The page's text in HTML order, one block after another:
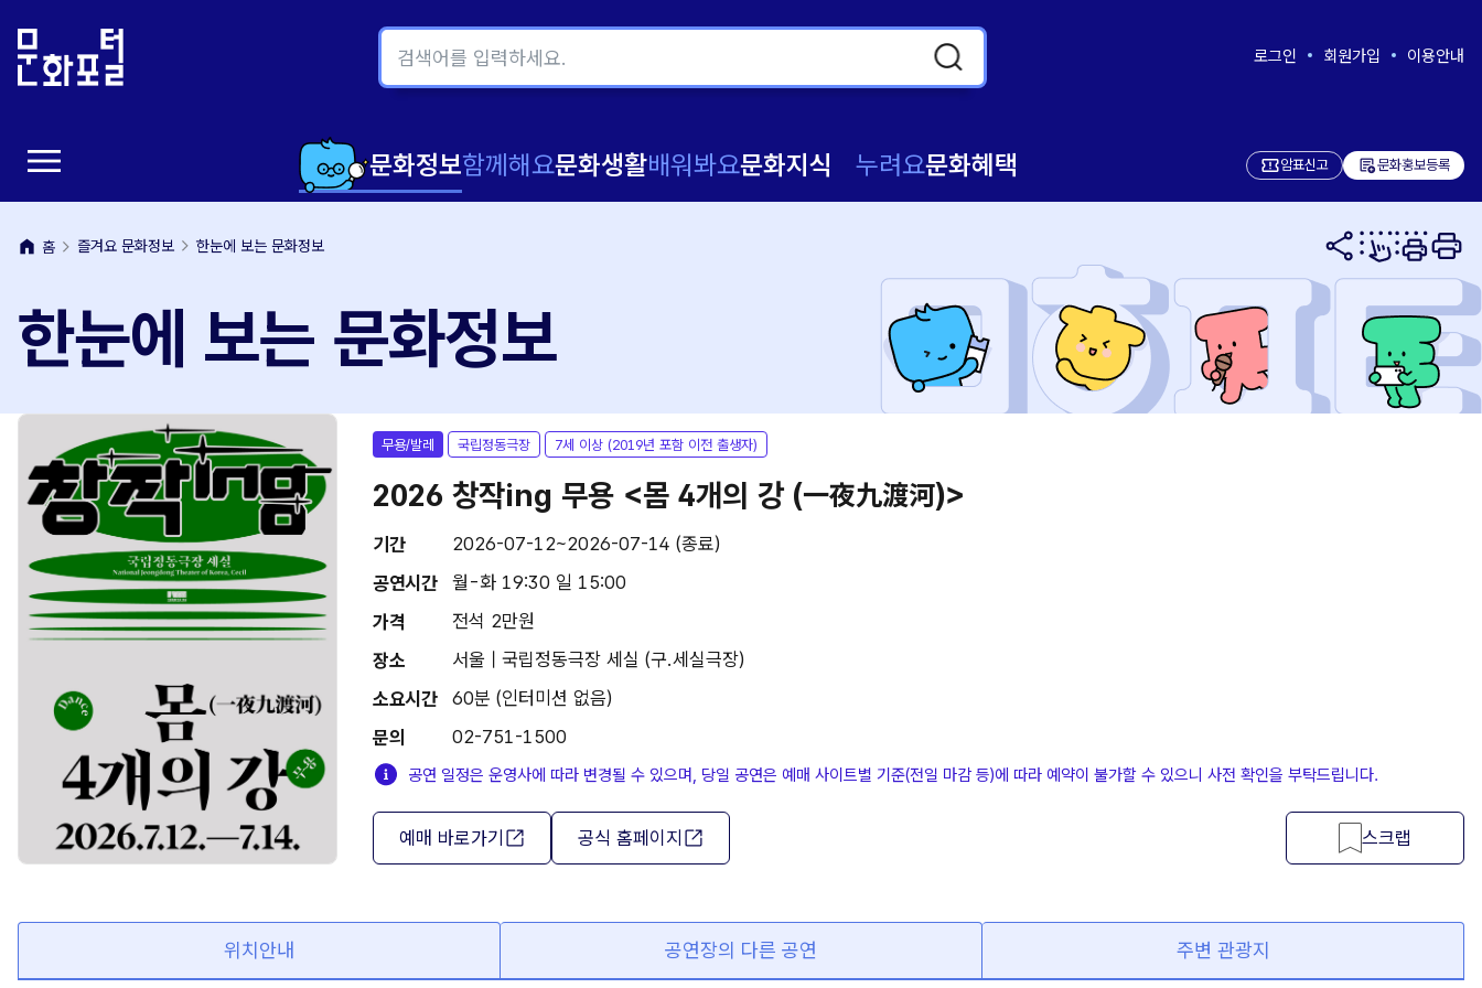
문
내
메
뉴
로그인 회원가입 이용안내
메
기
menu 문화정보함께해요문화생활배워봐요문화지식 누려요문화혜택 암표신고 add_notes문화홍보등록
home 홈 즐겨요 문화정보 한눈에 보는 문화정보
한눈에 보는 문화정보
무용/발레 국립정동극장 7세 이상 (2019년 포함 이전 출생자)
2026 창작ing 무용 <몸 4개의 강 (一夜九渡河)>
기간
2026-07-12~2026-07-14 (종료)
공연시간
월-화 19:30 일 15:00
가격
전석 2만원
장소
서울 | 국립정동극장 세실 (구.세실극장)
소요시간
60분 (인터미션 없음)
문의
02-751-1500
공연 일정은 운영사에 따라 변경될 수 있으며, 당일 공연은 예매 사이트별 기준(전일 마감 등)에 따라 예약이 불가할 수 있으니 사전 확인을 부탁드립니다.
예매 바로가기 공식 홈페이지 스크랩
위치안내 공연장의 다른 공연 주변 관광지